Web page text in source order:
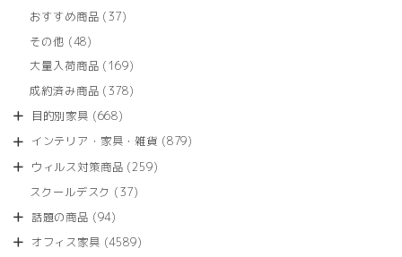
商
の
商
おすすめ商品 3737
商
その他 4848
の
商
大量入荷商品 169169
の
成約済み商品 378378
商
目的別家具 668668
の
商
インテリア・家具・雑貨 879879
ウィルス対策商品 259259
スクールデスク 3737
商
話題の商品 9494
の
オフィス家具 45894589